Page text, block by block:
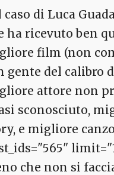
caso di Luca
ha ricevuto ben
film (non
gente del calibro
attore non
sconosciuto,
e migliore
che non si